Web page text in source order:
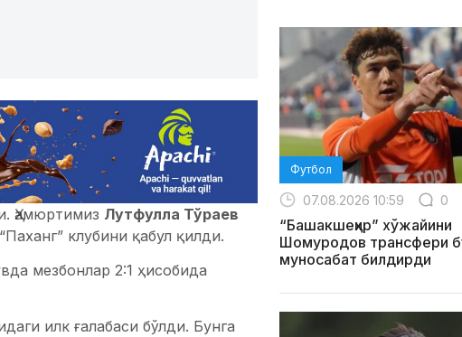
Ҳамюртимиз Лутфулла Тўраев
клубини қабул қилди.
мезбонлар 2:1 ҳисобида
илк ғалабаси бўлди. Бунга
Футбол
07.08.2026 10:59 0
“Башакшеҳир” хўжайини
Шомуродов трансфери
муносабат билдирди